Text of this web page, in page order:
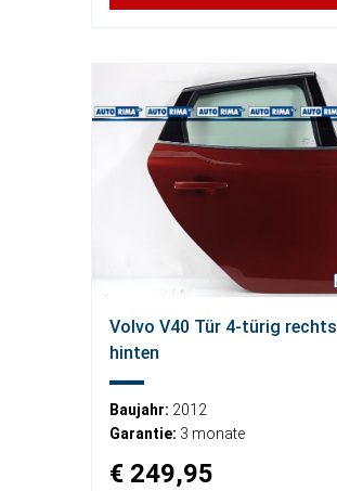
Volvo V40 Tür 4-türig rechts
hinten
Baujahr: 2012
Garantie: 3 monate
€ 249,95